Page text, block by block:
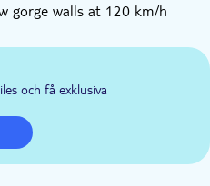
gorge walls at 120 km/h
Canyon Swing in
most heart-pumping
Alps. Are you ready to jump?
Interlaken and then your
with your guide. At the
video and explore the
admission.
och få exklusiva